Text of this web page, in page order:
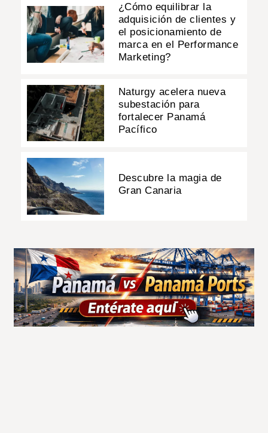
¿Cómo equilibrar la
adquisición de clientes y
el posicionamiento de
marca en el Performance
Marketing?
Naturgy acelera nueva
subestación para
fortalecer Panamá
Pacífico
Descubre la magia de
Gran Canaria